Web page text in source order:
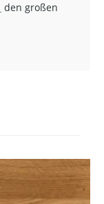
den großen